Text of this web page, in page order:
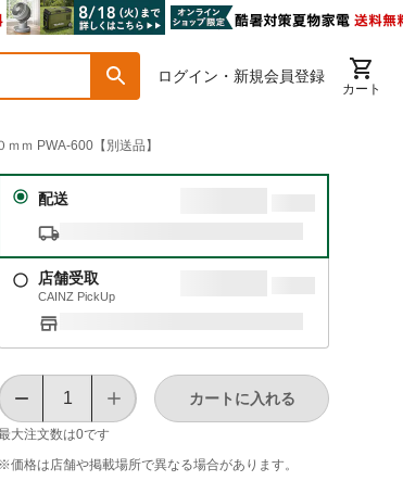
ログイン・新規会員登録
カート
ｍ PWA-600【別送品】
配送
店舗受取
CAINZ PickUp
大注文数は0です
カートに入れる
※価格は​店舗や​掲載場所で​異なる​場合が​あります。